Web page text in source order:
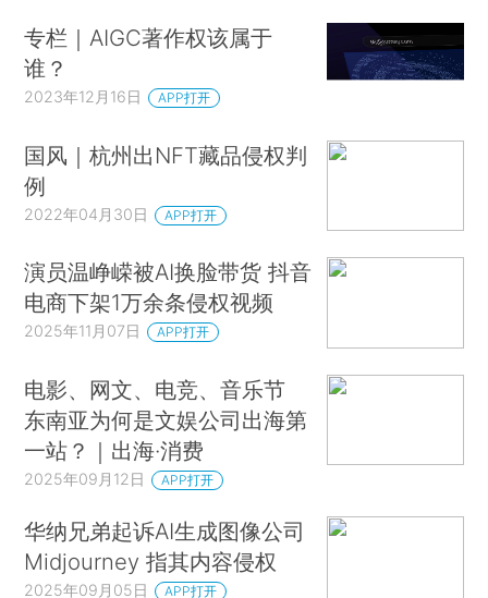
专栏｜AIGC著作权该属于
谁？
2023年12月16日 APP打开
国风｜杭州出NFT藏品侵权判
例
2022年04月30日 APP打开
演员温峥嵘被AI换脸带货 抖音
电商下架1万余条侵权视频
2025年11月07日 APP打开
电影、网文、电竞、音乐节
东南亚为何是文娱公司出海第
一站？｜出海·消费
2025年09月12日 APP打开
华纳兄弟起诉AI生成图像公司
Midjourney 指其内容侵权
2025年09月05日 APP打开